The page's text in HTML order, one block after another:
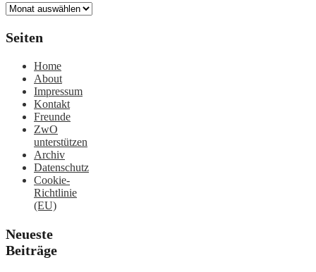
Archiv
Seiten
Home
About
Impressum
Kontakt
Freunde
ZwO
unterstützen
Archiv
Datenschutz
Cookie-
Richtlinie
(EU)
Neueste
Beiträge